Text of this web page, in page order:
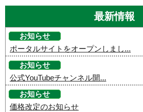
最新情報
お知らせ
ポータルサイトをオープンしまし...
お知らせ
公式YouTubeチャンネル開...
お知らせ
価格改定のお知らせ